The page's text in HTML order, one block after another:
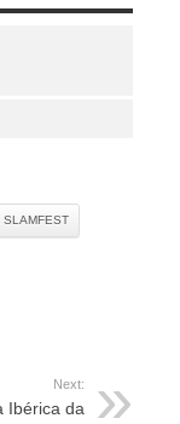
SLAMFEST
Next:
Ibérica da